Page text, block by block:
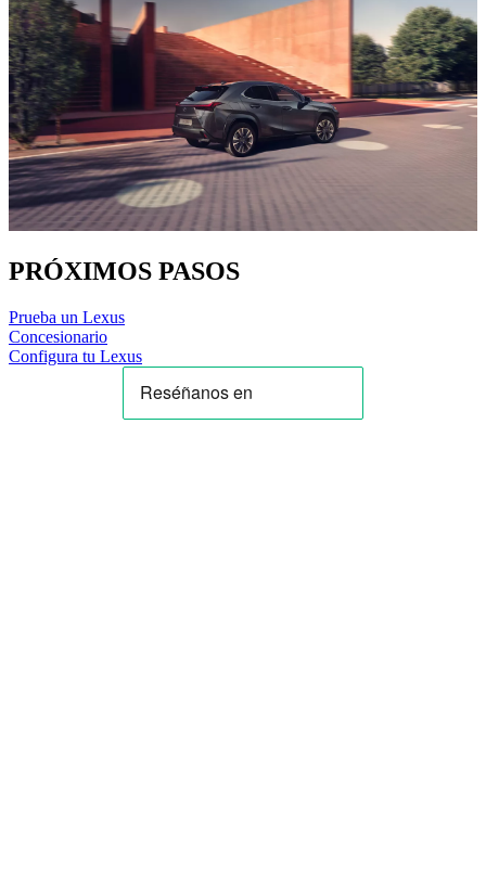
PRÓXIMOS PASOS
Prueba un Lexus
Concesionario
Configura tu Lexus